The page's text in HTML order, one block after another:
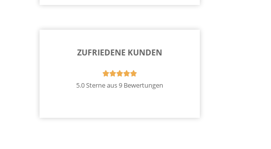
ZUFRIEDENE KUNDEN

5.0 Sterne aus 9 Bewertungen